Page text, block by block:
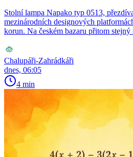
Stolní lampa Napako typ 0513,
mezinárodních designových
korun. Na českém bazaru přitom stejný
Chalupáři-Zahrádkáři
dnes, 06:05
4 min